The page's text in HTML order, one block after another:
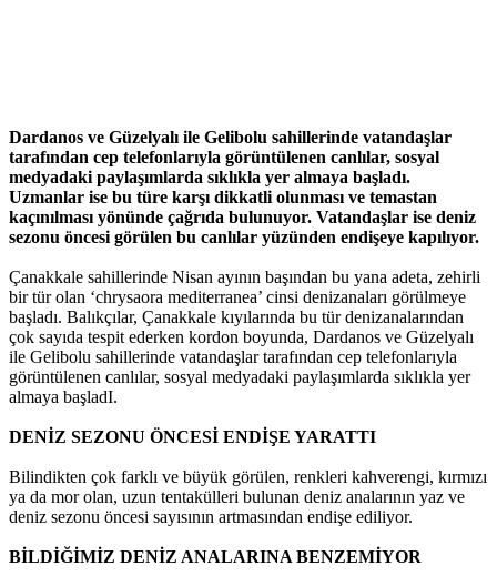
Dardanos ve Güzelyalı ile Gelibolu sahillerinde vatandaşlar
tarafından cep telefonlarıyla görüntülenen canlılar, sosyal
medyadaki paylaşımlarda sıklıkla yer almaya başladı.
Uzmanlar ise bu türe karşı dikkatli olunması ve temastan
kaçınılması yönünde çağrıda bulunuyor. Vatandaşlar ise deniz
sezonu öncesi görülen bu canlılar yüzünden endişeye kapılıyor.
Çanakkale sahillerinde Nisan ayının başından bu yana adeta, zehirli
bir tür olan ‘chrysaora mediterranea’ cinsi denizanaları görülmeye
başladı. Balıkçılar, Çanakkale kıyılarında bu tür denizanalarından
çok sayıda tespit ederken kordon boyunda, Dardanos ve Güzelyalı
ile Gelibolu sahillerinde vatandaşlar tarafından cep telefonlarıyla
görüntülenen canlılar, sosyal medyadaki paylaşımlarda sıklıkla yer
almaya başladI.
DENİZ SEZONU ÖNCESİ ENDİŞE YARATTI
Bilindikten çok farklı ve büyük görülen, renkleri kahverengi, kırmızı
ya da mor olan, uzun tentakülleri bulunan deniz analarının yaz ve
deniz sezonu öncesi sayısının artmasından endişe ediliyor.
BİLDİĞİMİZ DENİZ ANALARINA BENZEMİYOR